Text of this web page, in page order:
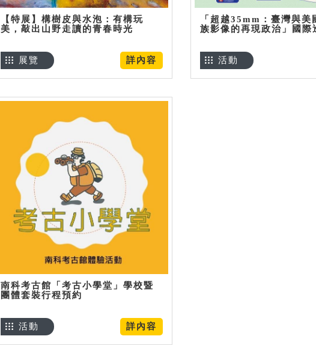
【特展】構樹皮與水泡：有構玩
美，敲出山野走讀的青春時光
詳內容
展覽
「超越35mm：臺灣與美
族影像的再現政治」國際
活動
南科考古館「考古小學堂」學校暨
團體套裝行程預約
詳內容
活動